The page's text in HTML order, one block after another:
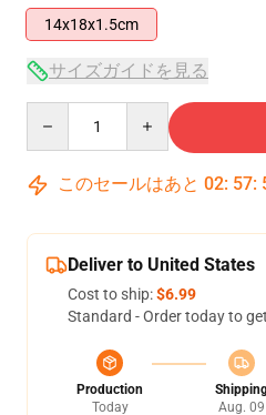
14x18x1.5cm
サイズガイドを見る
このセールはあと 02: 57:
Deliver to United States
Cost to ship:$6.99
Standard - Order today to
Production
Today
Aug. 09